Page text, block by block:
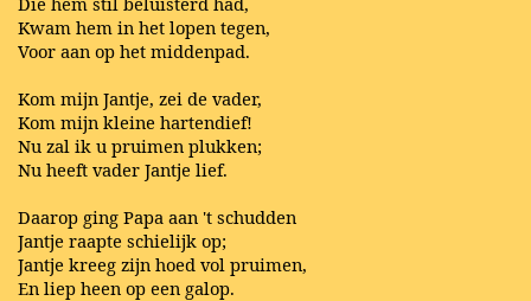
Kwam hem in het lopen tegen,
Voor aan op het middenpad.
Kom mijn Jantje, zei de vader,
Kom mijn kleine hartendief!
Nu zal ik u pruimen plukken;
Nu heeft vader Jantje lief.
Daarop ging Papa aan 't schudden
Jantje raapte schielijk op;
Jantje kreeg zijn hoed vol pruimen,
En liep heen op een galop.